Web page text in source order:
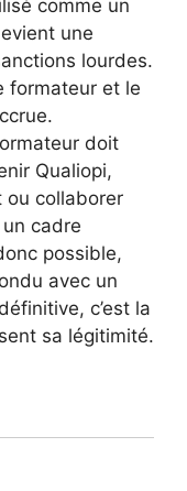
comme un
une
lourdes.
formateur et le
doit
Qualiopi,
ou collaborer
cadre
possible,
avec un
c’est la
sa légitimité.